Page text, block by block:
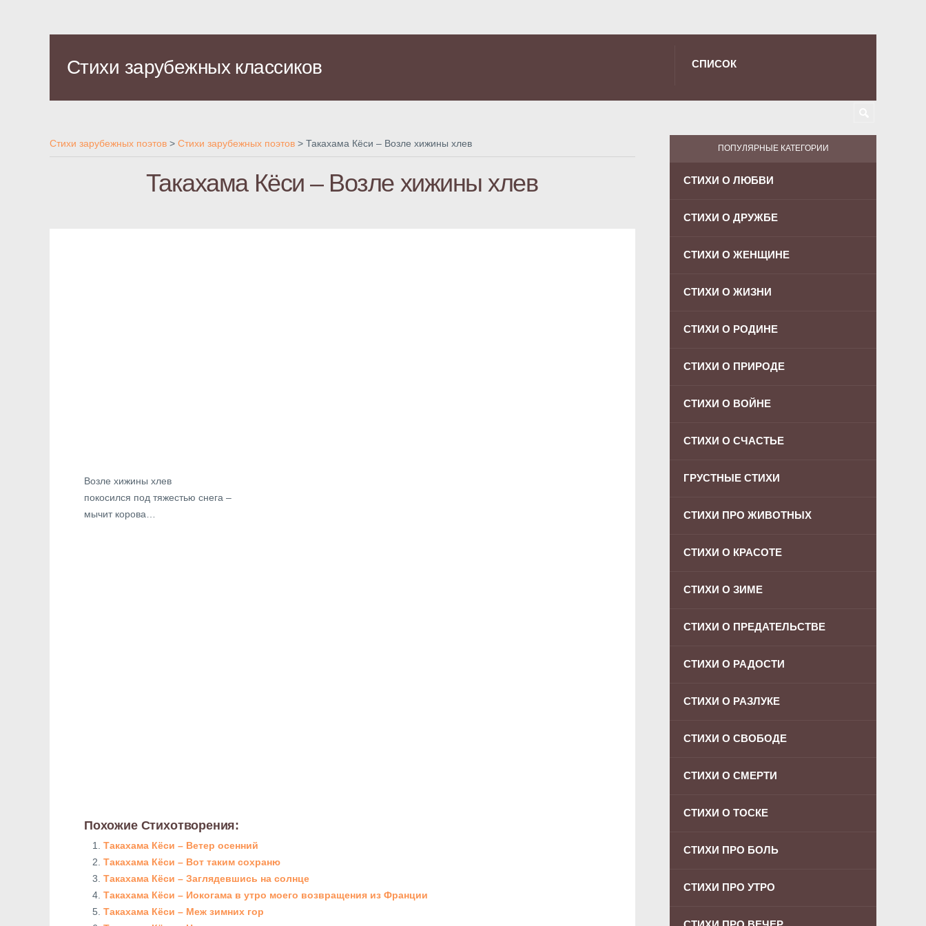
Стихи зарубежных классиков СПИСОК
Стихи зарубежных поэтов > Стихи зарубежных поэтов > Такахама Кёси – Возле хижины хлев
Такахама Кёси – Возле хижины хлев
Возле хижины хлев
покосился под тяжестью снега –
мычит корова…
Похожие Стихотворения:
Такахама Кёси – Ветер осенний
Такахама Кёси – Вот таким сохраню
Такахама Кёси – Заглядевшись на солнце
Такахама Кёси – Иокогама в утро моего возвращения из Франции
Такахама Кёси – Меж зимних гор
ПОПУЛЯРНЫЕ КАТЕГОРИИ
СТИХИ О ЛЮБВИ
СТИХИ О ДРУЖБЕ
СТИХИ О ЖЕНЩИНЕ
СТИХИ О ЖИЗНИ
СТИХИ О РОДИНЕ
СТИХИ О ПРИРОДЕ
СТИХИ О ВОЙНЕ
СТИХИ О СЧАСТЬЕ
ГРУСТНЫЕ СТИХИ
СТИХИ ПРО ЖИВОТНЫХ
СТИХИ О КРАСОТЕ
СТИХИ О ЗИМЕ
СТИХИ О ПРЕДАТЕЛЬСТВЕ
СТИХИ О РАДОСТИ
СТИХИ О РАЗЛУКЕ
СТИХИ О СВОБОДЕ
СТИХИ О СМЕРТИ
СТИХИ О ТОСКЕ
СТИХИ ПРО БОЛЬ
СТИХИ ПРО УТРО